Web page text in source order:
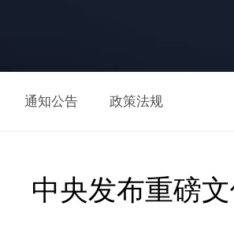
通知公告 政策法规
中央发布重磅